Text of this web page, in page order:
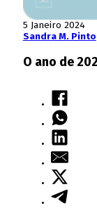
5 Janeiro 2024
Sandra M. Pinto
O ano de